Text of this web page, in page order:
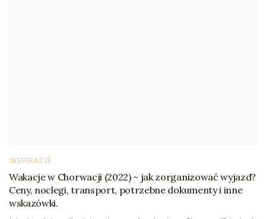
INSPIRACJE
Wakacje w Chorwacji (2022) – jak zorganizować wyjazd?
Ceny, noclegi, transport, potrzebne dokumenty i inne
wskazówki.